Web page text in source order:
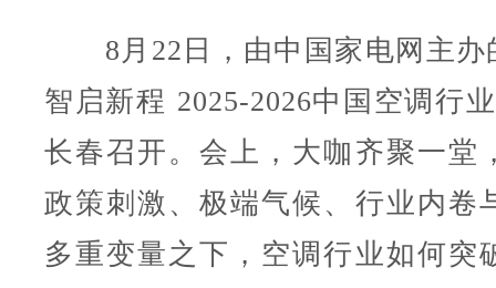
8月22日，由中国家电网主办
智启新程 2025-2026中国空调行
长春召开。会上，大咖齐聚一堂
政策刺激、极端气候、行业内卷
多重变量之下，空调行业如何突